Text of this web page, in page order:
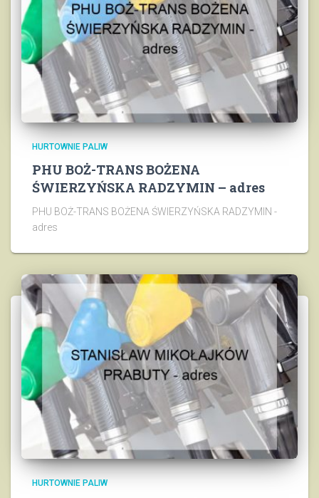
HURTOWNIE PALIW
PHU BOŻ-TRANS BOŻENA
ŚWIERZYŃSKA RADZYMIN – adres
PHU BOŻ-TRANS BOŻENA ŚWIERZYŃSKA RADZYMIN -
adres
HURTOWNIE PALIW